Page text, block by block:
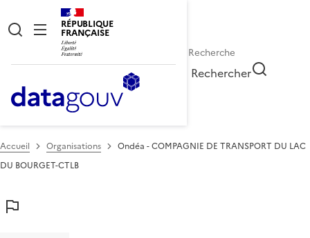
RÉPUBLIQUE
FRANÇAISE
Rechercher
Accueil Organisations
Ondéa - COMPAGNIE DE TRANSPORT DU LAC
DU BOURGET-CTLB